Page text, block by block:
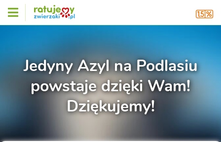
Jedyny Azyl na Podlasiu
powstaje dzięki Wam!
Dziękujemy!